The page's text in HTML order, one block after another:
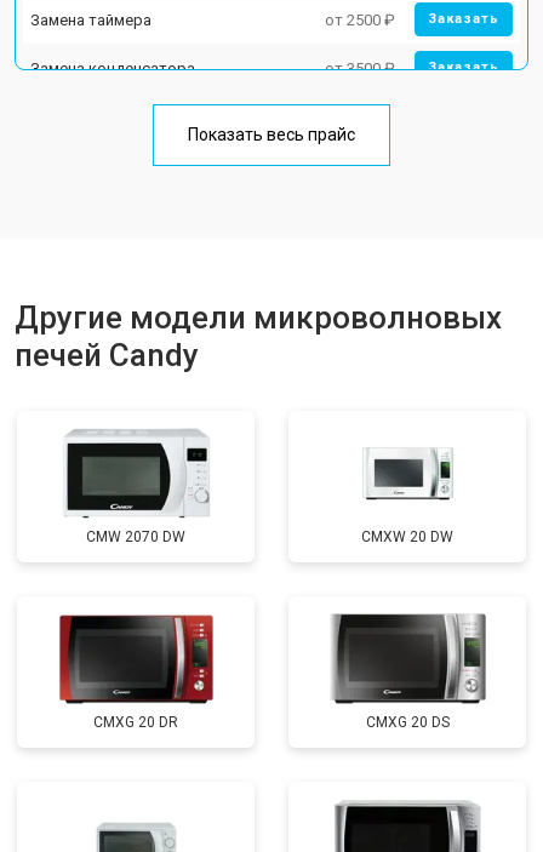
Замена таймера от 2500 ₽ Заказать
Замена конденсатора от 3500 ₽ Заказать
Ремонт платы управления
Замена лампочки от 2400 ₽
Показать весь прайс
Другие модели микроволновых
печей Candy
CMW 2070 DW CMXW 20 DW
CMXG 20 DR CMXG 20 DS